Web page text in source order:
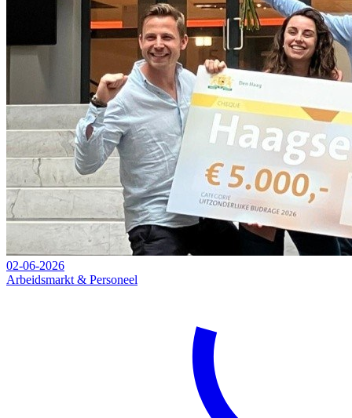
02-06-2026
Arbeidsmarkt & Personeel